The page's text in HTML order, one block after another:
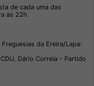
de cada uma das
as 22h.
da Ereira/Lapa:
Dário Correia - Partido